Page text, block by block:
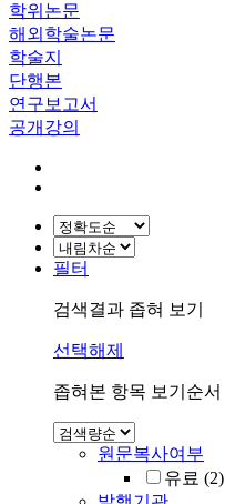
학위논문
해외학술논문
학술지
단행본
연구보고서
공개강의
필터
검색결과 좁혀 보기
선택해제
좁혀본 항목 보기순서
원문복사여부
유료 (2)